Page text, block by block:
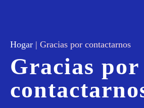
Hogar | Gracias por contactarnos
Gracias por